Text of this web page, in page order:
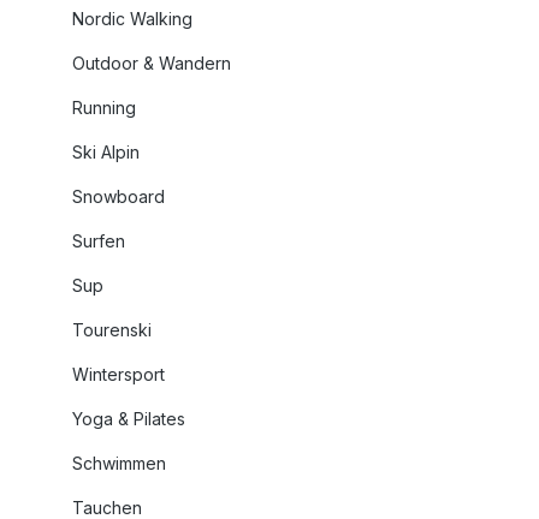
Nordic Walking
Outdoor & Wandern
Running
Ski Alpin
Snowboard
Surfen
Sup
Tourenski
Wintersport
Yoga & Pilates
Schwimmen
Tauchen